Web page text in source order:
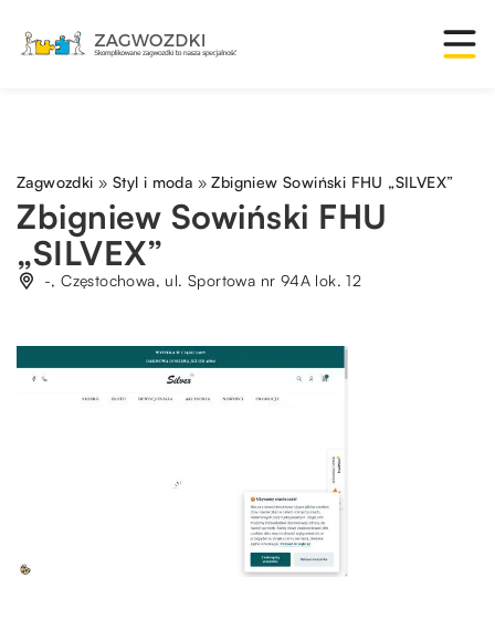
Zagwozdki » Styl i moda »Zbigniew Sowiński FHU „SILVEX”
Zbigniew Sowiński FHU
„SILVEX”
-, Częstochowa, ul. Sportowa nr 94A lok. 12